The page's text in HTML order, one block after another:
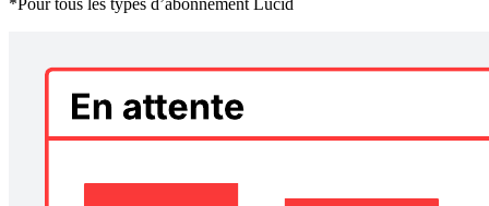
*Pour tous les types d’abonnement Lucid